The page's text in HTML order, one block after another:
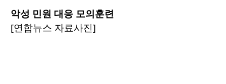
악성 민원 대응 모의훈련
[연합뉴스 자료사진]